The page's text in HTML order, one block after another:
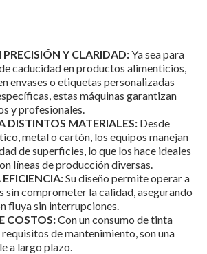
Y CLARIDAD:Ya sea para
caducidad en productos alimenticios,
envases o etiquetas personalizadas
estas máquinas garantizan
y profesionales.
DISTINTOS MATERIALES: Desde
metal o cartón, los equipos manejan
de superficies, lo que los hace ideales
líneas de producción diversas.
Su diseño permite operar a
sin comprometer la calidad, asegurando
fluya sin interrupciones.
COSTOS:Con un consumo de tinta
de mantenimiento, son una
a largo plazo.